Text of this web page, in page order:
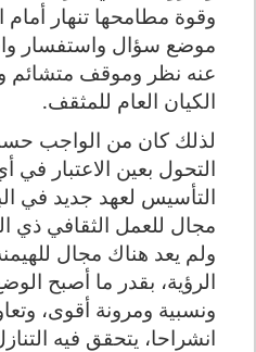
وقوة مطامحها تنهار أمام
عنه نظر وموقف متشائم
الكيان العام للمثقف.
لذلك كان من الواجب
التحول بعين الاعتبار في
التأسيس لعهد جديد في
مجال للعمل الثقافي ذي
ولم يعد هناك مجال
الرؤية، بقدر ما أصبح
ونسبية ومرونة أقوى،
انشراحا، يتحقق فيه